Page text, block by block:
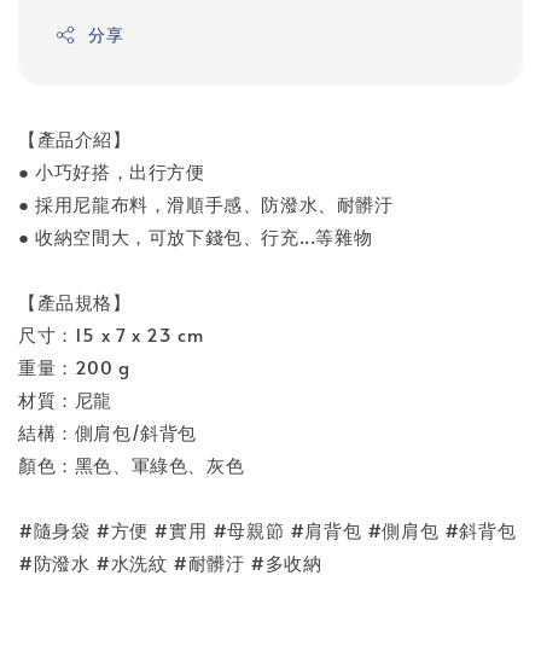
分享
【產品介紹】
● 小巧好搭，出行方便
● 採用尼龍布料，滑順手感、防潑水、耐髒汙
● 收納空間大，可放下錢包、行充...等雜物
【產品規格】
尺寸：15 x 7 x 23 cm
重量：200 g
材質：尼龍
結構：側肩包/斜背包
顏色：黑色、軍綠色、灰色
#隨身袋 #方便 #實用 #母親節 #肩背包 #側肩包 #斜背包
#防潑水 #水洗紋 #耐髒汙 #多收納